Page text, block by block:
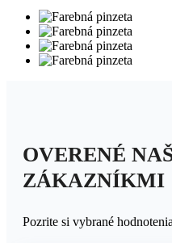
OVERENÉ
ZÁKAZNÍKMI
Pozrite si vybrané